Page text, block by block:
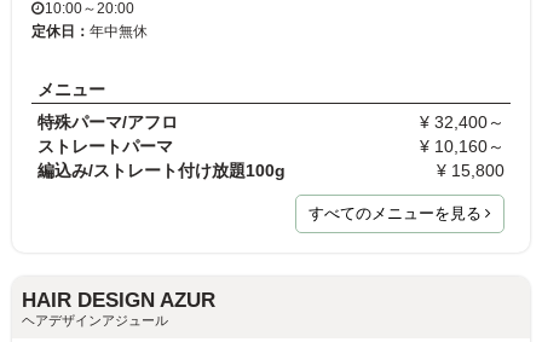
10:00～20:00
定休日： 年中無休
メニュー
特殊パーマ/アフロ
¥ 32,400～
ストレートパーマ
¥ 10,160～
編込み/ストレート付け放題100g
¥ 15,800
すべてのメニューを見る
HAIR DESIGN AZUR
ヘアデザインアジュール